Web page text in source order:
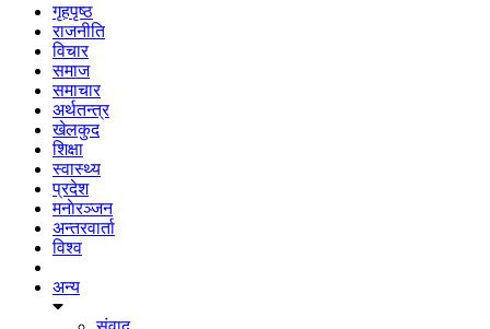
गृहपृष्‍ठ
राजनीति
विचार
समाज
समाचार
अर्थतन्त्र
खेलकुद
शिक्षा
स्वास्थ्य
प्रदेश
मनाेरञ्जन
अन्तरवार्ता
विश्व
अन्य